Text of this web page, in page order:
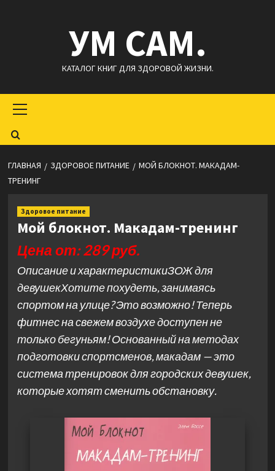
УМ САМ.
КАТАЛОГ КНИГ ДЛЯ ЗДОРОВОЙ ЖИЗНИ.
меню
ГЛАВНАЯ ЗДОРОВОЕ ПИТАНИЕ
МОЙ БЛОКНОТ. МАКАДАМ-
ТРЕНИНГ
Здоровое питание
Мой блокнот. Макадам-тренинг
Цена от: 289 руб.
Описание и характеристикиЗОЖ для
девушекХотите похудеть, занимаясь
спортом на улице? Это возможно! Теперь
фитнес на свежем воздухе доступен не
только бегуньям! Основанный на методах
подготовки спортсменов, макадам — это
система тренировок для городских девушек,
которые хотят сменить обстановку.